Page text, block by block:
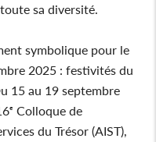
sa diversité.
symbolique pour le
2025 : festivités du
15 au 19 septembre
Colloque de
du Trésor (AIST),